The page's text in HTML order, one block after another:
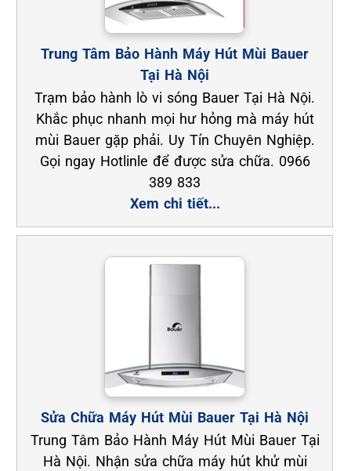
Trung Tâm Bảo Hành Máy Hút Mùi Bauer
Tại Hà Nội
Trạm bảo hành lò vi sóng Bauer Tại Hà Nội.
Khắc phục nhanh mọi hư hỏng mà máy hút
mùi Bauer gặp phải. Uy Tín Chuyên Nghiệp.
Gọi ngay Hotlinle để được sửa chữa. 0966
389 833
Xem chi tiết...
Sửa Chữa Máy Hút Mùi Bauer Tại Hà Nội
Trung Tâm Bảo Hành Máy Hút Mùi Bauer Tại
Hà Nội. Nhận sửa chữa máy hút khử mùi